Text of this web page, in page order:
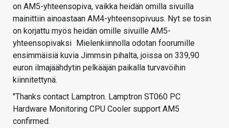
on AM5-yhteensopiva, vaikka heidän omilla sivuilla
mainittiin ainoastaan AM4-yhteensopivuus. Nyt se tosin
on korjattu myös heidän omille sivuille AM5-
yhteensopivaksi
Mielenkiinnolla odotan foorumille
ensimmäisiä kuvia Jimmsin pihalta, joissa on 339,90
euron ilmajäähdytin pelkääjän paikalla turvavöihin
kiinnitettynä.
"Thanks contact Lamptron. Lamptron ST060 PC
Hardware Monitoring CPU Cooler support AM5
confirmed.